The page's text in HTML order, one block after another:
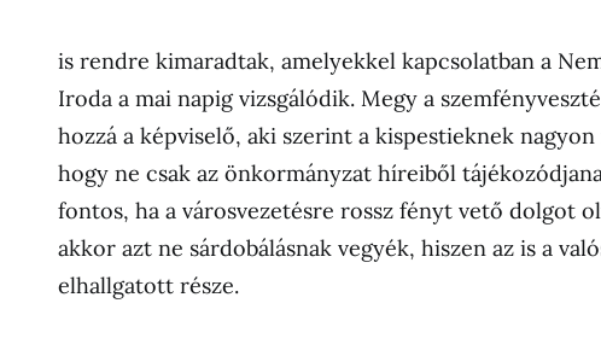
is rendre kimaradtak, amelyekkel kapcsolatban a
Iroda a mai napig vizsgálódik. Megy a
hozzá a képviselő, aki szerint a kispestieknek
hogy ne csak az önkormányzat híreiből
fontos, ha a városvezetésre rossz fényt vető dolgot
akkor azt ne sárdobálásnak vegyék, hiszen az is a
elhallgatott része.